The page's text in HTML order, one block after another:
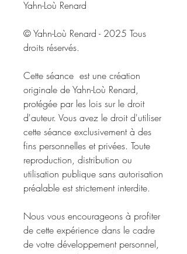
Yahn-Loù Renard
© Yahn-Loù Renard - 2025 Tous
droits réservés.
Cette séance est une création
originale de Yahn-Loù Renard,
protégée par les lois sur le droit
d'auteur. Vous avez le droit d'utiliser
cette séance exclusivement à des
fins personnelles et privées. Toute
reproduction, distribution ou
utilisation publique sans autorisation
préalable est strictement interdite.
Nous vous encourageons à profiter
de cette expérience dans le cadre
de votre développement personnel,